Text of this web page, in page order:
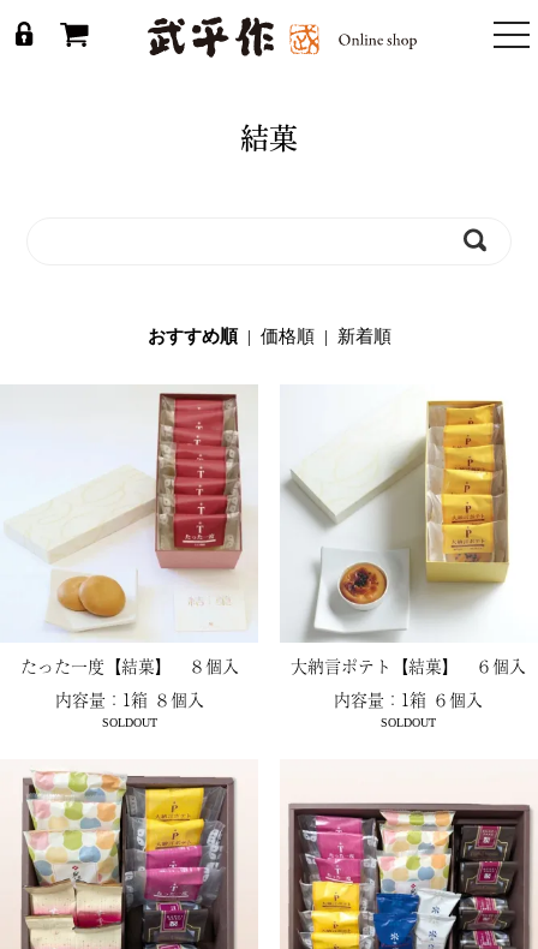
結菓
おすすめ順| 価格順| 新着順
たった一度【結菓】 ８個入
内容量：1箱 ８個入
SOLDOUT
大納言ポテト【結菓】 ６個入
内容量：1箱 ６個入
SOLDOUT